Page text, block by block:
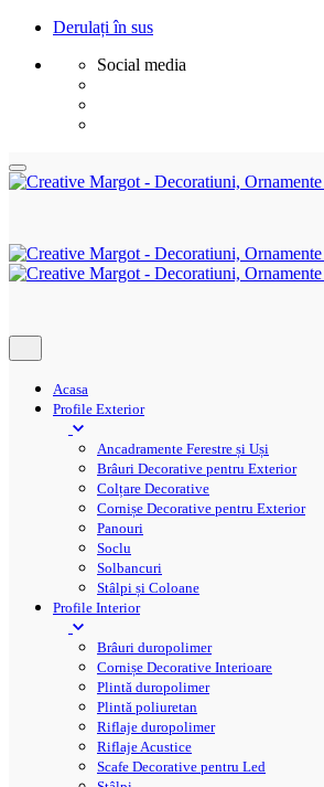
Derulați în sus
Social media
Sări
la
Acasa
Profile Exterior
Ancadramente Ferestre și Uși
Brâuri Decorative pentru Exterior
Colțare Decorative
Cornișe Decorative pentru Exterior
Panouri
Soclu
Solbancuri
Stâlpi și Coloane
Profile Interior
Brâuri duropolimer
Cornișe Decorative Interioare
Plintă duropolimer
Plintă poliuretan
Riflaje duropolimer
Riflaje Acustice
Scafe Decorative pentru Led